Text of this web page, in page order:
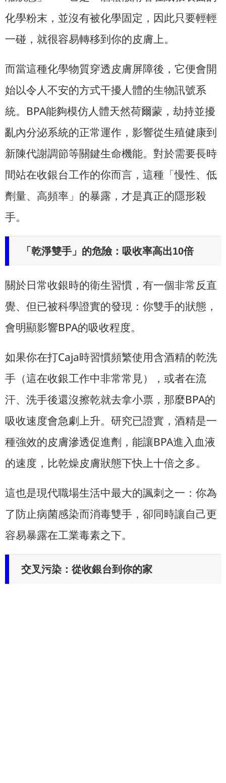
化學粉末，並沒有被化學固定，因此只要輕輕
一碰，就很容易轉移到你的皮膚上。
而當這種化學物質穿透皮膚屏障後，它便會開
始以令人不安的方式干擾人體的生物訊號系
統。BPA能夠模仿人體天然荷爾蒙，劫持並擾
亂內分泌系統的正常運作，影響從生殖健康到
新陳代謝調節等關鍵生命機能。對於需要長時
間站在收銀台工作的你而言，這種「慢性、低
劑量、高頻率」的暴露，才是真正的隱形殺
手。
「乾淨雙手」的危險：吸收率高出10倍
關於日常收銀時的衛生習慣，有一個非常反直
覺、但已被科學證實的發現：你雙手的狀態，
會明顯影響BPA的吸收程度。
如果你在打Caja時習慣頻繁使用含酒精的乾洗
手（這在收銀工作中非常常見），或者在流
汗、洗手後還沒擦乾就去拿小票，那麼BPA的
吸收速度會急劇上升。研究已證實，酒精是一
種強效的皮膚滲透促進劑，能讓BPA進入血液
的速度，比乾燥皮膚狀態下快上十倍之多。
這也是現代職場生活中最大的諷刺之一：你為
了防止病菌感染而消毒雙手，卻同時讓自己更
容易暴露在工業毒素之下。
交叉污染：從收銀台到你的家